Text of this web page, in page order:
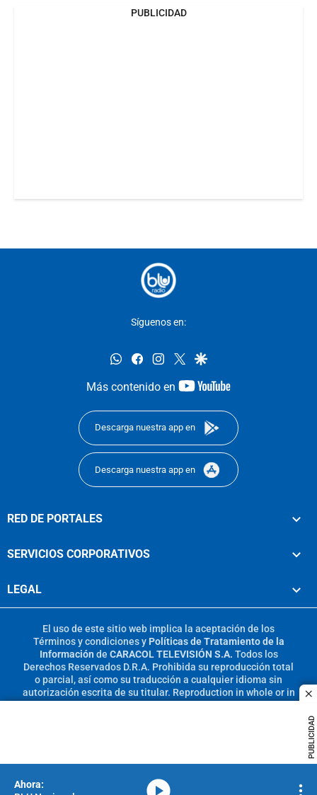
PUBLICIDAD
PUBLICIDAD
Síguenos en:
whatsappfacebookinstagram
twittergoogle
Más contenido en
youtube-
Descarga nuestra app en
Descarga nuestra app en
RED DE PORTALES
SERVICIOS CORPORATIVOS
LEGAL
El uso de este sitio web implica la aceptación de los
Términos y condicionesy Políticas de Tratamiento de la
Información de CARACOL TELEVISIÓN S.A. Todos los
Derechos Reservados D.R.A. Prohibida su reproducción total
o parcial, así como su traducción a cualquier idioma sin
autorización escrita de su titular. Reproduction in whole or in